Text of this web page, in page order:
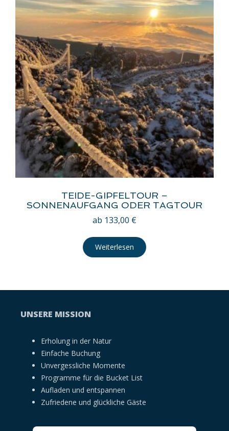
TEIDE-GIPFELTOUR –
SONNENAUFGANG ODER TAGTOUR
ab 133,00 €
Weiterlesen
UNSERE MISSION
Erholung in der Natur
Einfache Buchung
Unvergessliche Momente
Programme für die Bucket List
Aufladen und entspannen
Zufriedene und glückliche Gäste